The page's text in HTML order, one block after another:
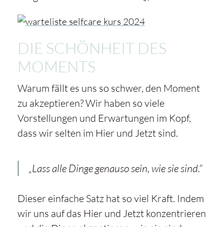
DIE SCHÖNHEIT DES
MOMENTS
Warum fällt es uns so schwer, den Moment
zu akzeptieren? Wir haben so viele
Vorstellungen und Erwartungen im Kopf,
dass wir selten im Hier und Jetzt sind.
„Lass alle Dinge genauso sein, wie sie sind.“
Dieser einfache Satz hat so viel Kraft. Indem
wir uns auf das Hier und Jetzt konzentrieren